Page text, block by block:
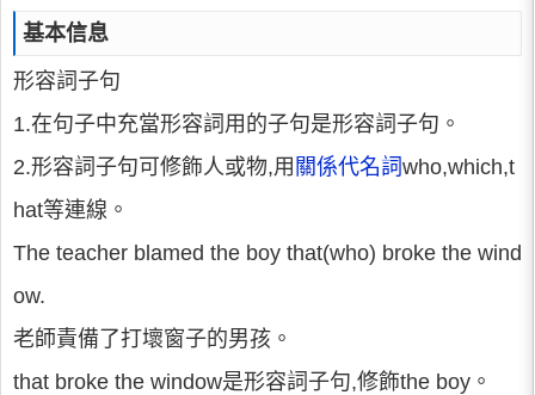
基本信息
形容詞子句
1.在句子中充當形容詞用的子句是形容詞子句。
2.形容詞子句可修飾人或物,用 關係代名詞who,which,t
hat等連線。
The teacher blamed the boy that(who) broke the wind
ow.
老師責備了打壞窗子的男孩。
that broke the window是形容詞子句,修飾the boy。